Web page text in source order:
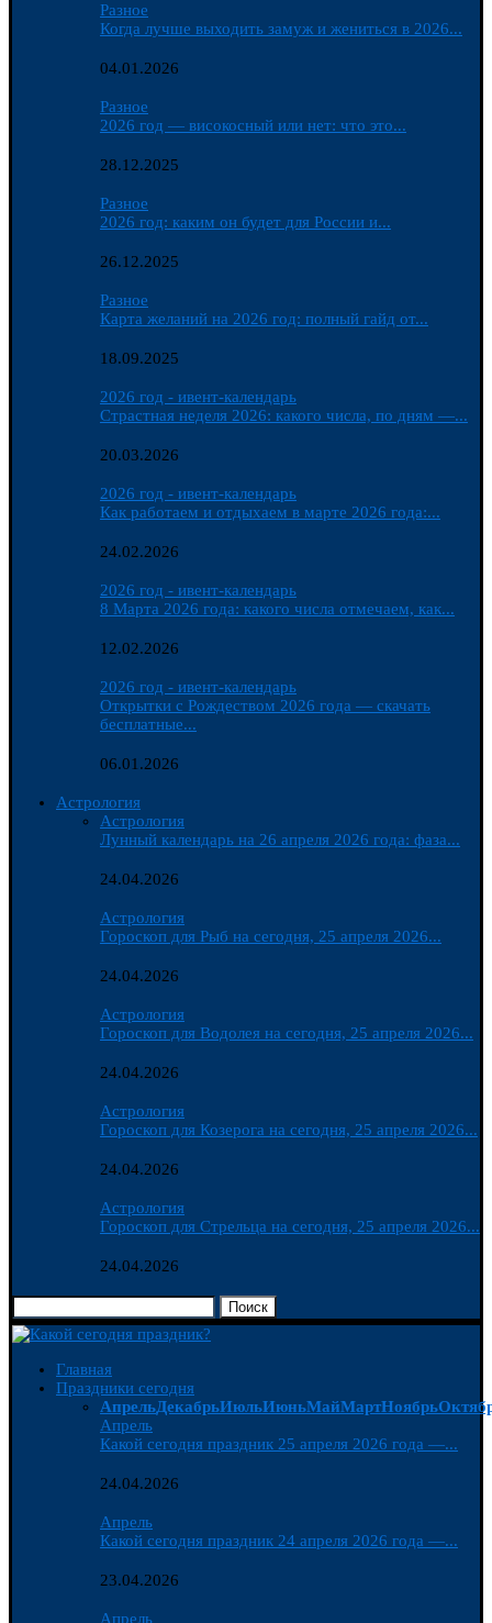
Разное
Когда лучше выходить замуж и жениться в 2026...
04.01.2026
Разное
2026 год — високосный или нет: что это...
28.12.2025
Разное
2026 год: каким он будет для России и...
26.12.2025
Разное
Карта желаний на 2026 год: полный гайд от...
18.09.2025
2026 год - ивент-календарь
Страстная неделя 2026: какого числа, по дням —...
20.03.2026
2026 год - ивент-календарь
Как работаем и отдыхаем в марте 2026 года:...
24.02.2026
2026 год - ивент-календарь
8 Марта 2026 года: какого числа отмечаем, как...
12.02.2026
2026 год - ивент-календарь
Открытки с Рождеством 2026 года — скачать
бесплатные...
06.01.2026
Астрология
Астрология
Лунный календарь на 26 апреля 2026 года: фаза...
24.04.2026
Астрология
Гороскоп для Рыб на сегодня, 25 апреля 2026...
24.04.2026
Астрология
Гороскоп для Водолея на сегодня, 25 апреля 2026...
24.04.2026
Астрология
Гороскоп для Козерога на сегодня, 25 апреля 2026...
24.04.2026
Астрология
Гороскоп для Стрельца на сегодня, 25 апреля 2026...
24.04.2026
Поиск
Главная
Праздники сегодня
АпрельДекабрьИюльИюньМайМартНоябрь
Апрель
Какой сегодня праздник 25 апреля 2026 года —...
24.04.2026
Апрель
Какой сегодня праздник 24 апреля 2026 года —...
23.04.2026
Апрель